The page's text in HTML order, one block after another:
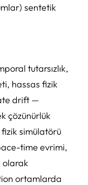
sentetik
tutarsızlık,
hassas fizik
drift —
çözünürlük
fizik simülatörü
time evrimi,
olarak
ortamlarda